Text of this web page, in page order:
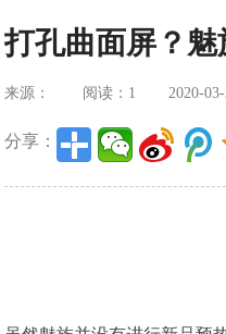
打孔曲面屏？
来源： 阅读：1 2020-
分享：